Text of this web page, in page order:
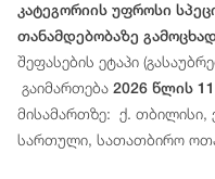
კატეგორიის უფროსი
თანამდებობაზე
შეფასების ეტაპი
გაიმართება 2026 წლის
მისამართზე: ქ. თბილისი,
სართული, სათათბირო